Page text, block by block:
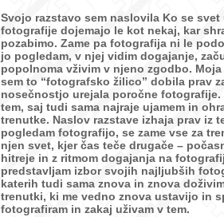
Svojo razstavo sem naslovila Ko se svet
fotografije dojemajo le kot nekaj, kar
pozabimo. Zame pa fotografija ni le
jo pogledam, v njej vidim dogajanje,
popolnoma vživim v njeno zgodbo. Moja
sem to “fotografsko žilico” dobila prav
nosečnostjo urejala poročne fotografije.
tem, saj tudi sama najraje ujamem in
trenutke. Naslov razstave izhaja prav iz
pogledam fotografijo, se zame vse za
njen svet, kjer čas teče drugače –
hitreje in z ritmom dogajanja na
predstavljam izbor svojih najljubših
katerih tudi sama znova in znova
trenutki, ki me vedno znova ustavijo in
fotografiram in zakaj uživam v tem.